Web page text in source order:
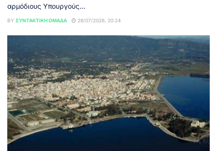
αρμόδιους Υπουργούς...
BY ΣΥΝΤΑΚΤΙΚΉ ΟΜΆΔΑ 28/07/2026, 20:24